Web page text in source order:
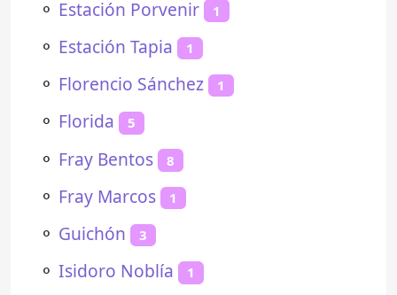
⚬ Estación Porvenir 1
⚬ Estación Tapia 1
⚬ Florencio Sánchez 1
⚬ Florida 5
⚬ Fray Bentos 8
⚬ Fray Marcos 1
⚬ Guichón 3
⚬ Isidoro Noblía 1